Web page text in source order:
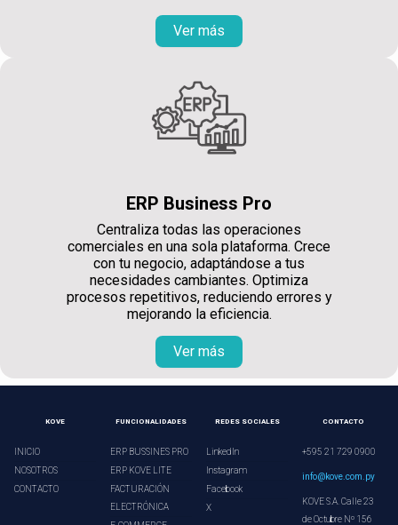
Ver más
ERP Business Pro
Centraliza todas las operaciones
comerciales en una sola plataforma. Crece
con tu negocio, adaptándose a tus
necesidades cambiantes. Optimiza
procesos repetitivos, reduciendo errores y
mejorando la eficiencia.
Ver más
KOVE
INICIO
NOSOTROS
CONTACTO
FUNCIONALIDADES
ERP BUSSINES PRO
ERP KOVE LITE
FACTURACIÓN
ELECTRÓNICA
REDES SOCIALES
LinkedIn
Instagram
Facebook
X
CONTACTO
+595 21 729 0900
info@kove.com.py
KOVE S.A. Calle 23
de Octubre Nº 156